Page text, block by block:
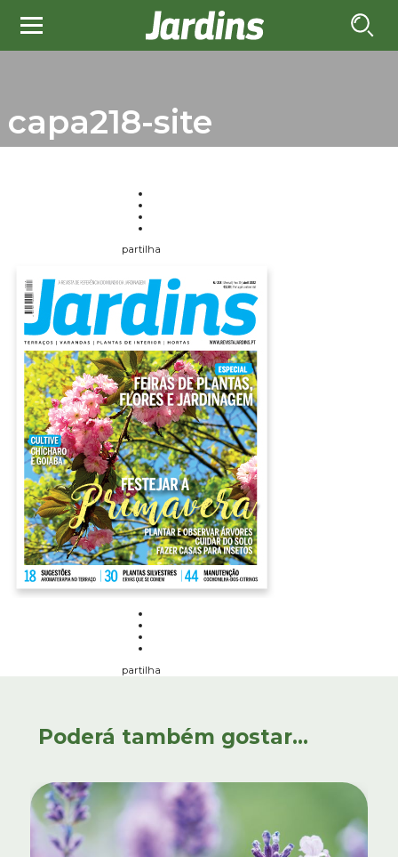
capa218-site
partilha
partilha
Poderá também gostar...